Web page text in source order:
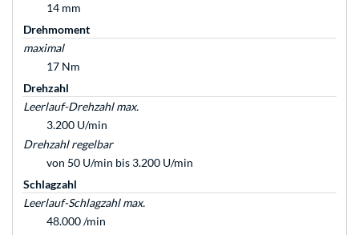
14 mm
Drehmoment
maximal
17 Nm
Drehzahl
Leerlauf-Drehzahl max.
3.200 U/min
Drehzahl regelbar
von 50 U/min bis 3.200 U/min
Schlagzahl
Leerlauf-Schlagzahl max.
48.000 /min